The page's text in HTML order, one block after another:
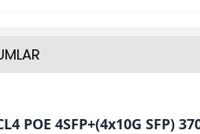
POE 4SFP+(4x10G SFP)